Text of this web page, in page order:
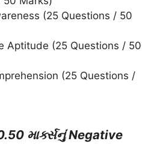
(25 Questions / 50
Aptitude (25 Questions / 50
(25 Questions /
માર્ક્સનું Negative